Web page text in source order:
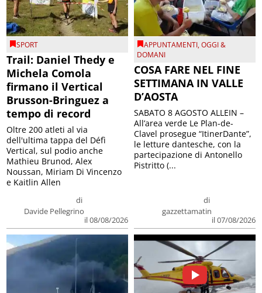
SPORT
Trail: Daniel Thedy e
Michela Comola
firmano il Vertical
Brusson-Bringuez a
tempo di record
di
Davide Pellegrino
il 08/08/2026
Oltre 200 atleti al via
dell'ultima tappa del Défì
Vertical, sul podio anche
Mathieu Brunod, Alex
Noussan, Miriam Di Vincenzo
e Kaitlin Allen
APPUNTAMENTI,OGGI &
DOMANI
COSA FARE NEL FINE
SETTIMANA IN VALLE
D’AOSTA
di
gazzettamatin
il 07/08/2026
SABATO 8 AGOSTO ALLEIN –
All’area verde Le Plan-de-
Clavel prosegue “ItinerDante”,
le letture dantesche, con la
partecipazione di Antonello
Pistritto (...